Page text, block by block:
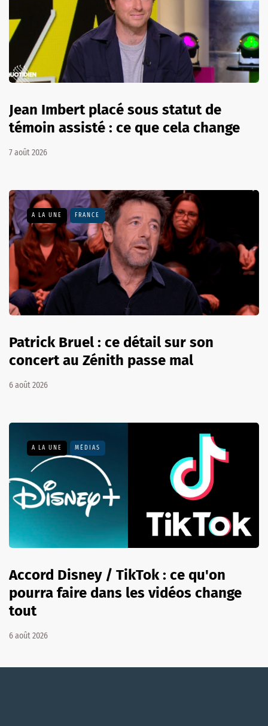
Jean Imbert placé sous statut de
témoin assisté : ce que cela change
7 août 2026
A LA UNE FRANCE
Patrick Bruel : ce détail sur son
concert au Zénith passe mal
6 août 2026
A LA UNE MÉDIAS
Accord Disney / TikTok : ce qu'on
pourra faire dans les vidéos change
tout
6 août 2026